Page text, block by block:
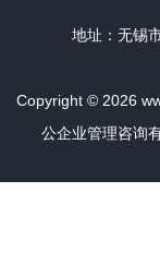
地址：无锡
Copyright © 2026
公企业管理咨询